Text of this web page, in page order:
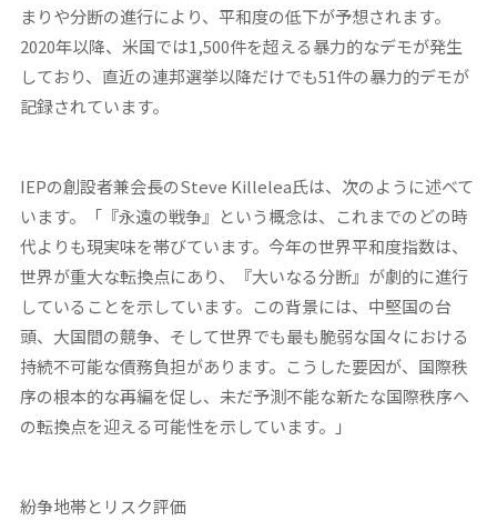
まりや分断の進行により、平和度の低下が予想されます。
2020年以降、米国では1,500件を超える暴力的なデモが発生
しており、直近の連邦選挙以降だけでも51件の暴力的デモが
記録されています。
IEPの創設者兼会長のSteve Killelea氏は、次のように述べて
います。
「『永遠の戦争』という概念は、これまでのどの時
代よりも現実味を帯びています。今年の世界平和度指数は、
世界が重大な転換点にあり、『大いなる分断』が劇的に進行
していることを示しています。この背景には、中堅国の台
頭、大国間の競争、そして世界でも最も脆弱な国々における
持続不可能な債務負担があります。こうした要因が、国際秩
序の根本的な再編を促し、未だ予測不能な新たな国際秩序へ
の転換点を迎える可能性を示しています。」
紛争地帯とリスク評価